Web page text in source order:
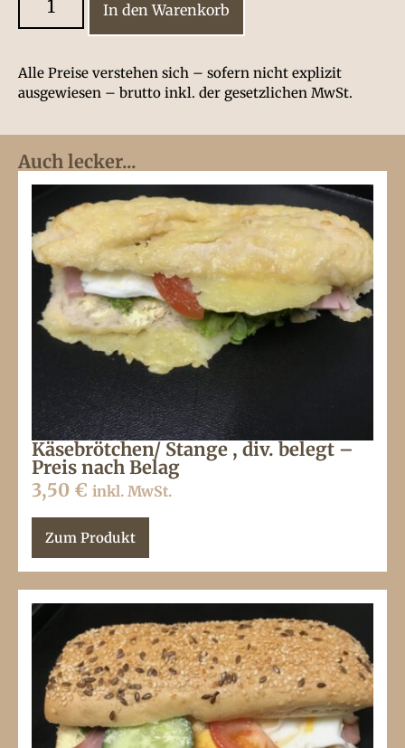
In den Warenkorb
Alle Preise verstehen sich – sofern nicht explizit
ausgewiesen – brutto inkl. der gesetzlichen MwSt.
Auch lecker...
Käsebrötchen/ Stange , div. belegt –
Preis nach Belag
3,50 € inkl. MwSt.
Zum Produkt